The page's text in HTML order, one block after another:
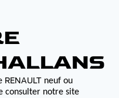
RENAULT neuf ou
consulter notre site